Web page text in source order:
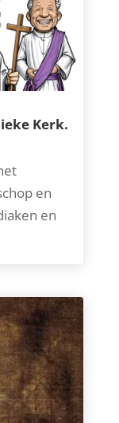
Kerk.
en
en